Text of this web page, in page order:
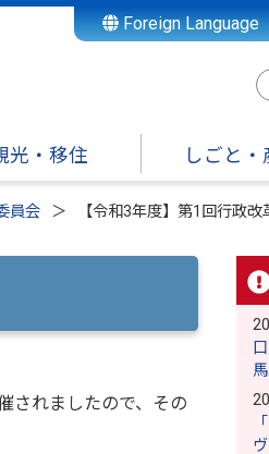
Foreign Language
光・移住 しごと・
員会 【令和3年度】第1回行政
されましたので、その